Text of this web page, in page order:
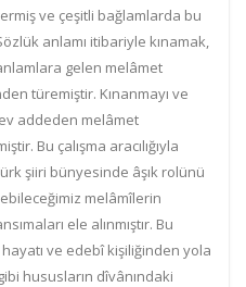
ve çeşitli bağlamlarda bu
anlamı itibariyle kınamak,
gelen melâmet
türemiştir. Kınanmayı ve
addeden melâmet
Bu çalışma aracılığıyla
şiiri bünyesinde âşık rolünü
melâmîlerin
ele alınmıştır. Bu
ve edebî kişiliğinden yola
hususların dîvânındaki